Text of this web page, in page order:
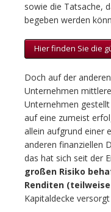
sowie die Tatsache,
begeben werden
Hier finden Sie die
Doch auf der
Unternehmen
Unternehmen
auf eine zumeist
allein aufgrund einer
anderen finanziellen
das hat sich seit der
großen Risiko
Renditen
Kapitaldecke